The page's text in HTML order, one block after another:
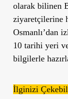
olarak bilinen
ziyaretçilerine
Osmanlı’dan
10 tarihi yeri
bilgilerle
İlginizi